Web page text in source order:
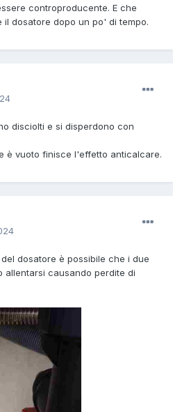
controproducente. E che
dosatore dopo un po' di tempo.
disciolti e si disperdono con
è vuoto finisce l'effetto anticalcare.
dosatore è possibile che i due
allentarsi causando perdite di